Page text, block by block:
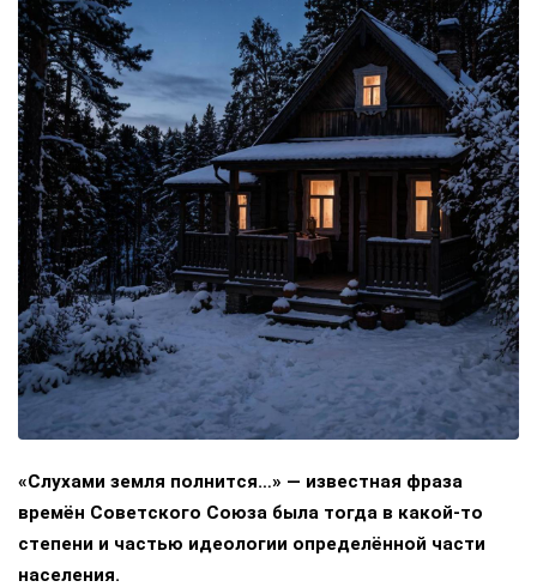
«Слухами земля полнится…» — известная фраза
времён Советского Союза была тогда в какой-то
степени и частью идеологии определённой части
населения.